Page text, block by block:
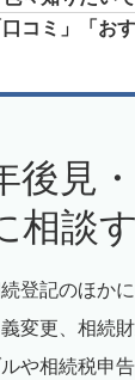
口コミ」「お
後見
相談
登記のほか
変更、相続
や相続税申